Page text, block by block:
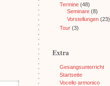
Termine(48)
Seminare(8)
Vorstellungen(23)
Tour(3)
Extra
Gesangsunterricht
Startseite
Vocello armonico